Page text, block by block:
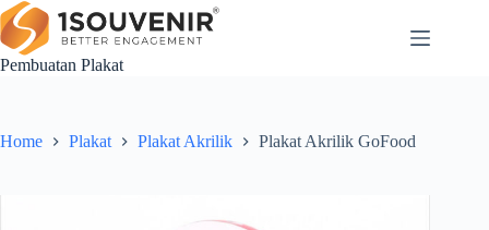
Skip
to
content
Pembuatan Plakat
Home Plakat Plakat Akrilik Plakat Akrilik GoFood